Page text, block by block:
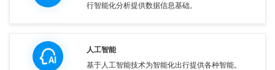
行智能化分析提供数据信息基础。
人工智能
基于人工智能技术为智能化出行提供各种智能。